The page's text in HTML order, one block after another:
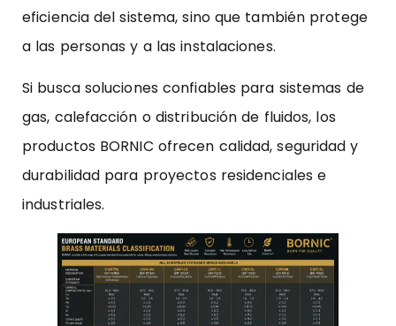
eficiencia del sistema, sino que también protege
a las personas y a las instalaciones.
Si busca soluciones confiables para sistemas de
gas, calefacción o distribución de fluidos, los
productos BORNIC ofrecen calidad, seguridad y
durabilidad para proyectos residenciales e
industriales.